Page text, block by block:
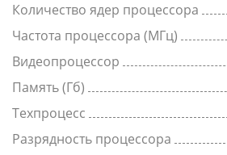
Количество ядер процессора
Частота процессора (МГц)
Видеопроцессор
Память (Гб)
Техпроцесс
Разрядность процессора